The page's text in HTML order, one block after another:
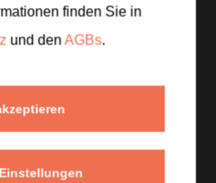
fein hacken, die
fein reiben. Beides mit
lassen, damit die Kräuter
finden Sie in
und denAGBs.